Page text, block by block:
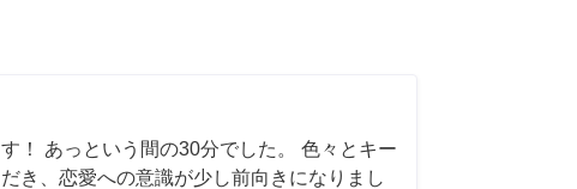
！ あっという間の30分でした。 色々とキー
き、恋愛への意識が少し前向きになりまし